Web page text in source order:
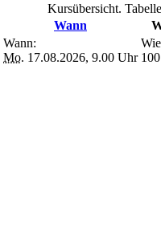
Kursübersicht.
Wann
Wann:
Mo. 17.08.2026, 9.00 Uhr